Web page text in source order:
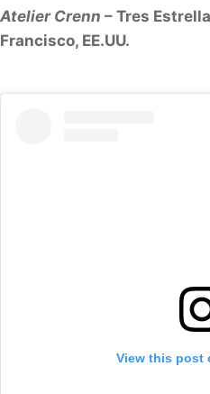
Atelier Crenn – Tres
Francisco, EE.UU.
View this post